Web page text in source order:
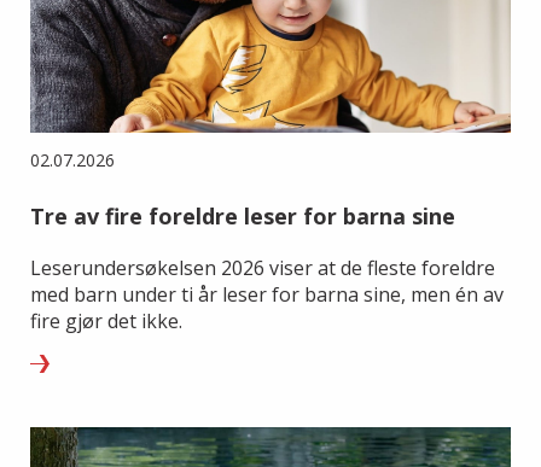
02.07.2026
Tre av fire foreldre leser for barna sine
Leserundersøkelsen 2026 viser at de fleste foreldre
med barn under ti år leser for barna sine, men én av
fire gjør det ikke.